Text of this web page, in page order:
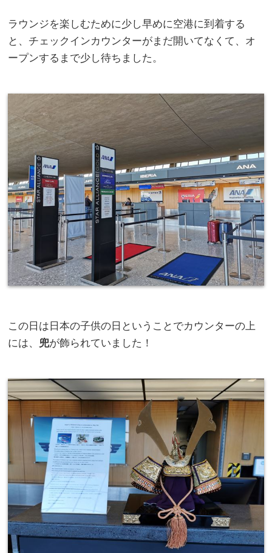
ラウンジを楽しむために少し早めに空港に到着する
と、チェックインカウンターがまだ開いてなくて、オ
ープンするまで少し待ちました。
この日は日本の子供の日ということでカウンターの上
には、 兜が飾られていました！